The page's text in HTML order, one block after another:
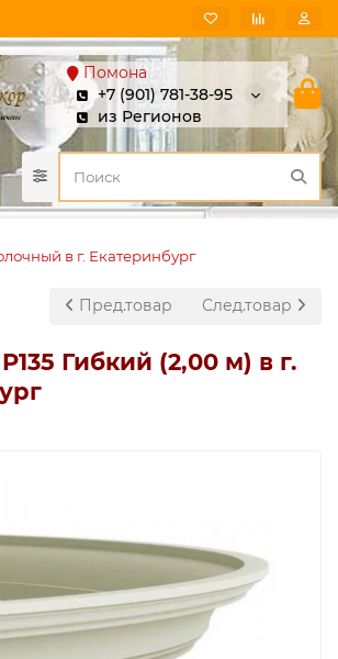
Помона
+7 (901) 781-38-95
из Регионов
в г. Екатеринбург
Пред.товар След.товар
Гибкий (2,00 м) в г.